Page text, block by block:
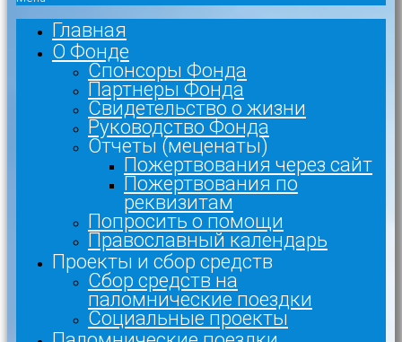
Главная
О Фонде
Спонсоры Фонда
Партнеры Фонда
Свидетельство о жизни
Руководство Фонда
Отчеты (меценаты)
Пожертвования через сайт
Пожертвования по
реквизитам
Попросить о помощи
Православный календарь
Проекты и сбор средств
Сбор средств на
паломнические поездки
Социальные проекты